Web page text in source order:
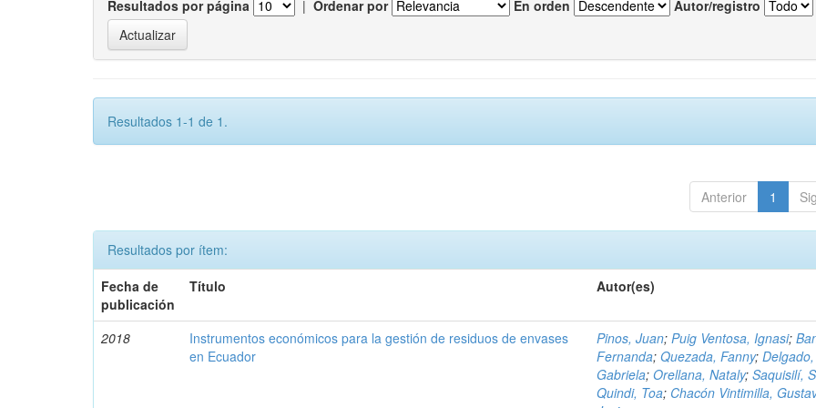
Resultados por página | Ordenar por En orden Autor/registro
Resultados 1-1 de 1.
Anterior 1
Resultados por ítem:
Fecha de
publicación
Título Autor(es)
2018
Instrumentos económicos para la gestión de residuos de envases
en Ecuador
Pinos, Juan;Puig Ventosa, Ignasi;
Fernanda;Quezada, Fanny;Delgado,
Gabriela;Orellana, Nataly;Saquisilí,
Quindi, Toa; Chacón Vintimilla,